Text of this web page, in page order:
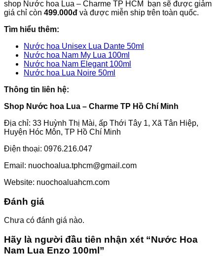
shop Nước hoa Lua – Charme TP HCM bạn sẽ được giảm
giá chỉ còn 499.000đ và được miễn ship trên toàn quốc.
Tìm hiểu thêm:
Nước hoa Unisex Lua Dante 50ml
Nước hoa Nam My Lua 100ml
Nước hoa Nam Elegant 100ml
Nước hoa Lua Noire 50ml
Thông tin liên hệ:
Shop Nước hoa Lua – Charme TP Hồ Chí Minh
Địa chỉ: 33 Huỳnh Thị Mài, ấp Thới Tây 1, Xã Tân Hiệp,
Huyện Hóc Môn, TP Hồ Chí Minh
Điện thoại: 0976.216.047
Email: nuochoalua.tphcm@gmail.com
Website: nuochoaluahcm.com
Đánh giá
Chưa có đánh giá nào.
Hãy là người đầu tiên nhận xét “Nước Hoa
Nam Lua Enzo 100ml”